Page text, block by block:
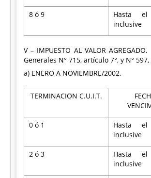
8 ó 9
Hasta
inclusive
V – IMPUESTO AL VALOR
Generales N° 715, artículo 7°, y N°
a) ENERO A NOVIEMBRE/2002.
TERMINACION C.U.I.T.
0 ó 1
Hasta
inclusive
2 ó 3
Hasta
inclusive